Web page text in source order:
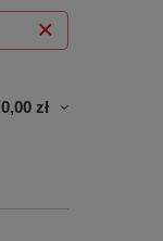
0,00 zł